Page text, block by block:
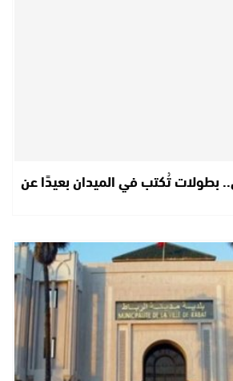
بطولات تُكتب في الميدان بعيدًا عن